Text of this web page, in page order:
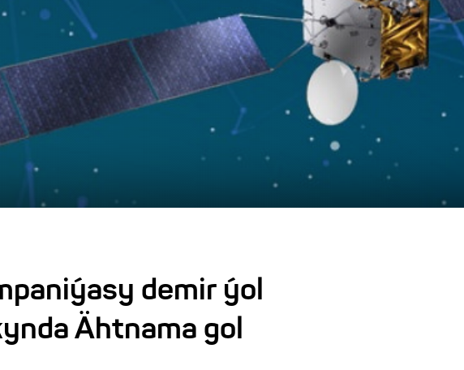
demir ýol
Ähtnama gol